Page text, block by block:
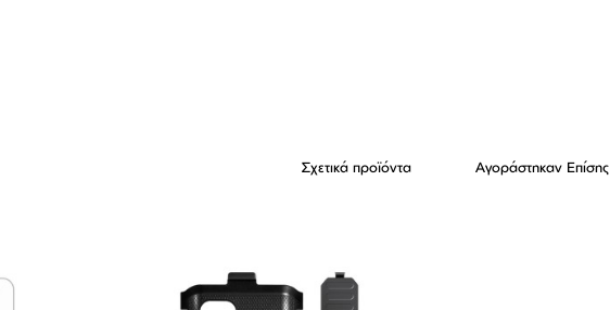
Σχετικά προϊόντα Αγοράστηκαν Επίσης